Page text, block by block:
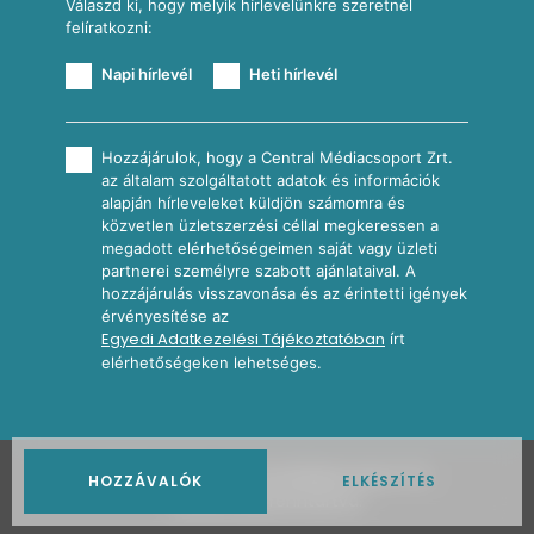
HOZZÁVALÓK ELKÉSZÍTÉS
Válaszd ki, hogy melyik hírlevelünkre szeretnél
felíratkozni:
Napi hírlevél Heti hírlevél
Hozzájárulok, hogy a Central Médiacsoport Zrt.
az általam szolgáltatott adatok és információk
alapján hírleveleket küldjön számomra és
közvetlen üzletszerzési céllal megkeressen a
megadott elérhetőségeimen saját vagy üzleti
partnerei személyre szabott ajánlataival. A
hozzájárulás visszavonása és az érintetti igények
érvényesítése az
Egyedi Adatkezelési Tájékoztatóban írt
elérhetőségeken lehetséges.
2026Nosalty · Central Médiacsoport Zrt.